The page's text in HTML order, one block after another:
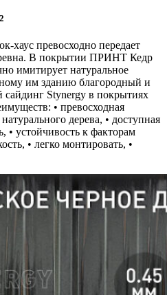
2
хаус превосходно передает
В покрытии ПРИНТ Кедр
имитирует натуральное
им зданию благородный и
Stynergy в покрытиях
• превосходная
дерева, • доступная
• устойчивость к факторам
• легко монтировать, •